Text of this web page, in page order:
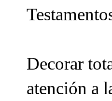
Decorar
atención a